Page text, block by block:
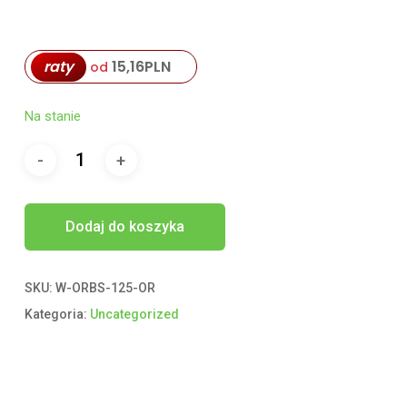
raty od 15,16PLN
Na stanie
Dodaj do koszyka
SKU: W-ORBS-125-OR
Kategoria: Uncategorized